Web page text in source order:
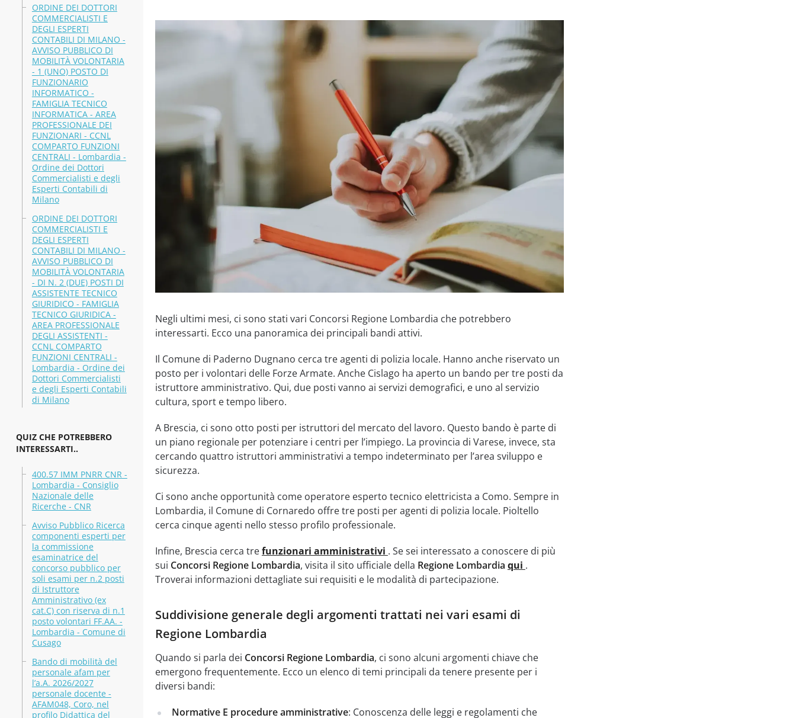
ORDINE DEI DOTTORI
COMMERCIALISTI E
DEGLI ESPERTI
CONTABILI DI MILANO -
AVVISO PUBBLICO DI
MOBILITÀ VOLONTARIA
- 1 (UNO) POSTO DI
FUNZIONARIO
INFORMATICO -
FAMIGLIA TECNICO
INFORMATICA - AREA
PROFESSIONALE DEI
FUNZIONARI - CCNL
COMPARTO FUNZIONI
CENTRALI - Lombardia -
Ordine dei Dottori
Commercialisti e degli
Esperti Contabili di
Milano
ORDINE DEI DOTTORI
COMMERCIALISTI E
DEGLI ESPERTI
CONTABILI DI MILANO -
AVVISO PUBBLICO DI
MOBILITÀ VOLONTARIA
- DI N. 2 (DUE) POSTI DI
ASSISTENTE TECNICO
GIURIDICO - FAMIGLIA
TECNICO GIURIDICA -
AREA PROFESSIONALE
DEGLI ASSISTENTI -
CCNL COMPARTO
FUNZIONI CENTRALI -
Lombardia - Ordine dei
Dottori Commercialisti
e degli Esperti Contabili
di Milano
QUIZ CHE POTREBBERO
INTERESSARTI..
400.57 IMM PNRR CNR -
Lombardia - Consiglio
Nazionale delle
Ricerche - CNR
Avviso Pubblico Ricerca
componenti esperti per
la commissione
esaminatrice del
concorso pubblico per
soli esami per n.2 posti
di Istruttore
Amministrativo (ex
cat.C) con riserva di n.1
posto volontari FF.AA. -
Lombardia - Comune di
Cusago
Bando di mobilità del
personale afam per
l’a.A. 2026/2027
personale docente -
AFAM048, Coro, nel
profilo Didattica del
Negli ultimi mesi, ci sono stati vari Concorsi Regione Lombardia che potrebbero
interessarti. Ecco una panoramica dei principali bandi attivi.
Il Comune di Paderno Dugnano cerca tre agenti di polizia locale. Hanno anche riservato un
posto per i volontari delle Forze Armate. Anche Cislago ha aperto un bando per tre posti da
istruttore amministrativo. Qui, due posti vanno ai servizi demografici, e uno al servizio
cultura, sport e tempo libero.
A Brescia, ci sono otto posti per istruttori del mercato del lavoro. Questo bando è parte di
un piano regionale per potenziare i centri per l’impiego. La provincia di Varese, invece, sta
cercando quattro istruttori amministrativi a tempo indeterminato per l’area sviluppo e
sicurezza.
Ci sono anche opportunità come operatore esperto tecnico elettricista a Como. Sempre in
Lombardia, il Comune di Cornaredo offre tre posti per agenti di polizia locale. Pioltello
cerca cinque agenti nello stesso profilo professionale.
Infine, Brescia cerca trefunzionari amministrativi . Se sei interessato a conoscere di più
sui Concorsi Regione Lombardia, visita il sito ufficiale della Regione Lombardia qui .
Troverai informazioni dettagliate sui requisiti e le modalità di partecipazione.
Suddivisione generale degli argomenti trattati nei vari esami di
Regione Lombardia
Quando si parla dei Concorsi Regione Lombardia, ci sono alcuni argomenti chiave che
emergono frequentemente. Ecco un elenco di temi principali da tenere presente per i
diversi bandi:
Normative E procedure amministrative: Conoscenza delle leggi e regolamenti che